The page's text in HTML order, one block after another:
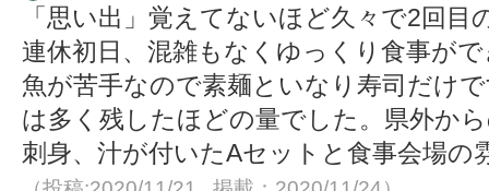
「思い出」覚えてないほど久々で2回
連休初日、混雑もなくゆっくり食事が
魚が苦手なので素麺といなり寿司だけ
は多く残したほどの量でした。県外か
刺身、汁が付いたAセットと食事会場の